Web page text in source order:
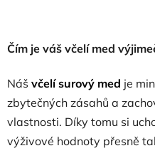
Čím je váš včelí med
Náš včelí surový med je
zbytečných zásahů a
vlastnosti. Díky tomu si
výživové hodnoty přesně